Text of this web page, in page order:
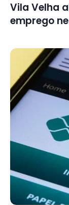
Vila Velha
emprego